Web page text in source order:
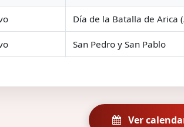
Día de la Batalla de Arica
San Pedro y San Pablo
Ver